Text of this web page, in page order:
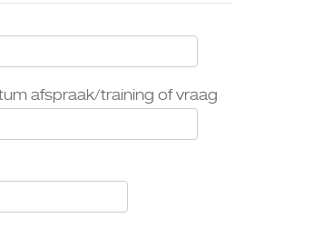
afspraak/training of vraag